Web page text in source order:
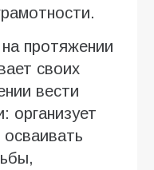
протяжении
своих
вести
организует